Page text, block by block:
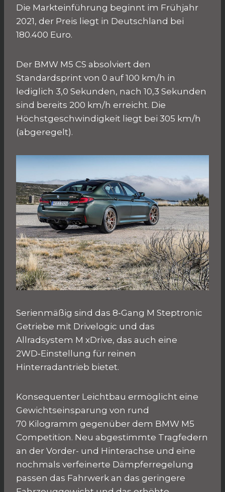
Die Markteinführung beginnt im Frühjahr
2021, der Preis liegt in Deutschland bei
180.400 Euro.
Der BMW M5 CS absolviert den
Standardsprint von 0 auf 100 km/h in
lediglich 3,0 Sekunden, nach 10,3 Sekunden
sind bereits 200 km/h erreicht. Die
Höchstgeschwindigkeit liegt bei 305 km/h
(abgeregelt).
Serienmäßig sind das 8‑Gang M Steptronic
Getriebe mit Drivelogic und das
Allradsystem M xDrive, das auch eine
2WD‑Einstellung für reinen
Hinterradantrieb bietet.
Konsequenter Leichtbau ermöglicht eine
Gewichtseinsparung von rund
70 Kilogramm gegenüber dem BMW M5
Competition. Neu abgestimmte Tragfedern
an der Vorder- und Hinterachse und eine
nochmals verfeinerte Dämpferregelung
passen das Fahrwerk an das geringere